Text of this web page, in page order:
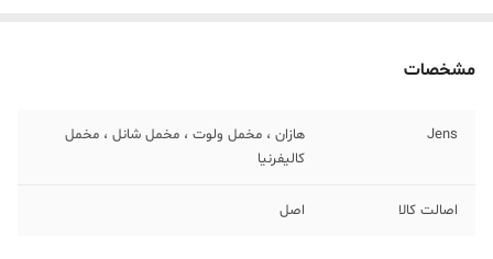
مشخصات
Jens
هازان ، مخمل ولوت ، مخمل شانل ، مخمل
کالیفرنیا
اصالت کالا اصل